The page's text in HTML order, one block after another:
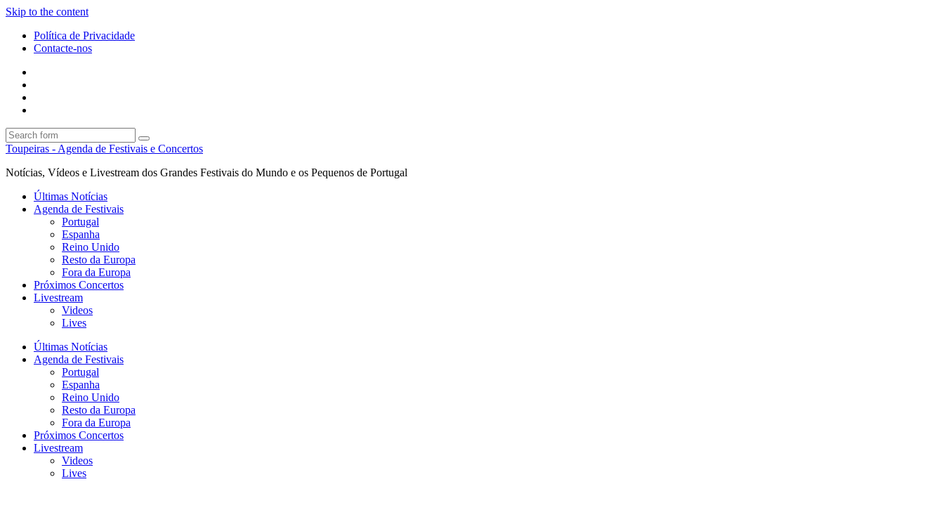
Skip to the content
Política de Privacidade
Contacte-nos
Search
Toupeiras - Agenda de Festivais e Concertos
Notícias, Vídeos e Livestream dos Grandes Festivais do Mundo e os Pequenos de Portugal
Últimas Notícias
Agenda de Festivais
Portugal
Espanha
Reino Unido
Resto da Europa
Fora da Europa
Próximos Concertos
Livestream
Videos
Lives
Últimas Notícias
Agenda de Festivais
Portugal
Espanha
Reino Unido
Resto da Europa
Fora da Europa
Próximos Concertos
Livestream
Videos
Lives